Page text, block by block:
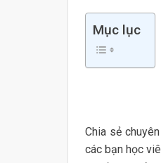
Mục lục
Chia sẻ
các bạn học